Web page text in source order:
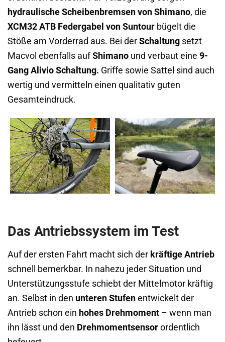
hydraulische Scheibenbremsen von Shimano, die
XCM32 ATB Federgabel von Suntour bügelt die
Stöße am Vorderrad aus. Bei der Schaltung setzt
Macvol ebenfalls aufShimano und verbaut eine 9-
Gang Alivio Schaltung. Griffe sowie Sattel sind auch
wertig und vermitteln einen qualitativ guten
Gesamteindruck.
Das Antriebssystem im Test
Auf der ersten Fahrt macht sich der kräftige Antrieb
schnell bemerkbar. In nahezu jeder Situation und
Unterstützungsstufe schiebt der Mittelmotor kräftig
an. Selbst in den unteren Stufen entwickelt der
Antrieb schon ein hohes Drehmoment – wenn man
ihn lässt und den Drehmomentsensor ordentlich